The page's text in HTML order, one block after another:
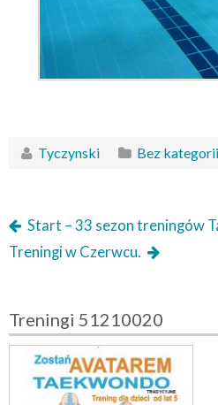
Tyczynski Bez kategorii
Start – 33 sezon treningów
Treningi w Czerwcu.
Treningi 51210020